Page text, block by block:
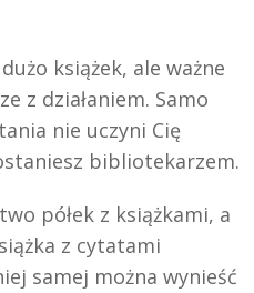
książek, ale ważne
z działaniem. Samo
nie uczyni Cię
bibliotekarzem.
półek z książkami, a
z cytatami
samej można wynieść